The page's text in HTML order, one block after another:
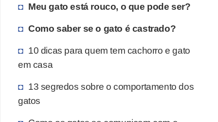
Meu gato está rouco, o que pode ser?
Como saber se o gato é castrado?
10 dicas para quem tem cachorro e gato
em casa
13 segredos sobre o comportamento dos
gatos